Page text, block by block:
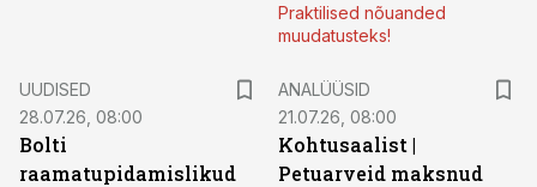
Praktilised nõuanded
muudatusteks!
UUDISED
28.07.26, 08:00
Bolti
raamatupidamislikud
ANALÜÜSID
21.07.26, 08:00
Kohtusaalist |
Petuarveid maksnud